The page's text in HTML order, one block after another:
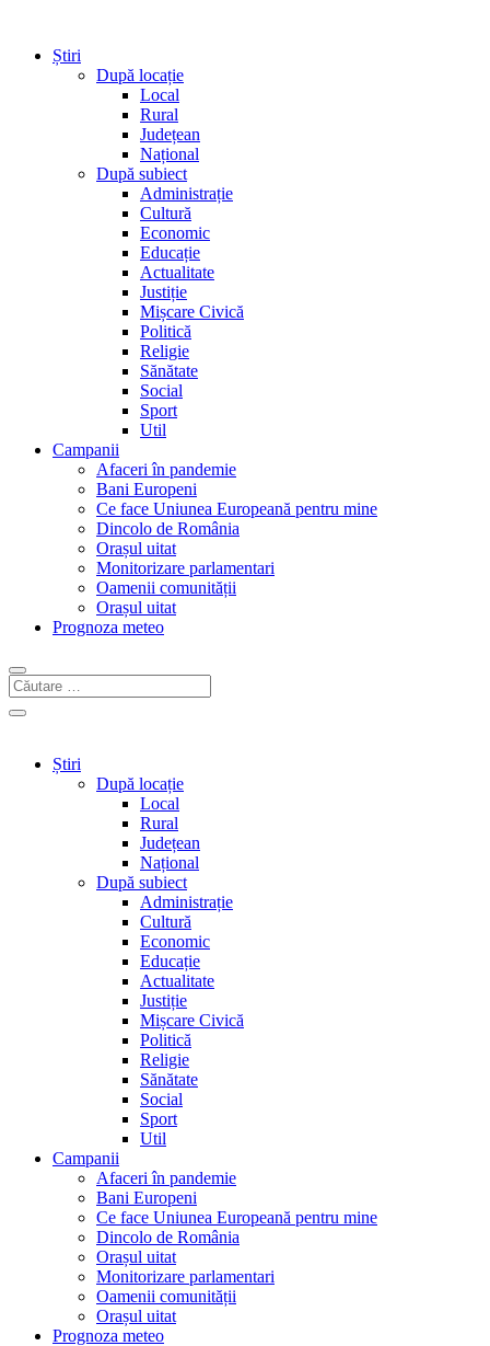
Știri
După locație
Local
Rural
Județean
Național
După subiect
Administrație
Cultură
Economic
Educație
Actualitate
Justiție
Mișcare Civică
Politică
Religie
Sănătate
Social
Sport
Util
Campanii
Afaceri în pandemie
Bani Europeni
Ce face Uniunea Europeană pentru mine
Dincolo de România
Orașul uitat
Monitorizare parlamentari
Oamenii comunității
Orașul uitat
Prognoza meteo
Știri
După locație
Local
Rural
Județean
Național
După subiect
Administrație
Cultură
Economic
Educație
Actualitate
Justiție
Mișcare Civică
Politică
Religie
Sănătate
Social
Sport
Util
Campanii
Afaceri în pandemie
Bani Europeni
Ce face Uniunea Europeană pentru mine
Dincolo de România
Orașul uitat
Monitorizare parlamentari
Oamenii comunității
Orașul uitat
Prognoza meteo